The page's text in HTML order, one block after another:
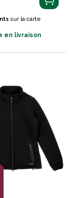
sur la carte
en livraison